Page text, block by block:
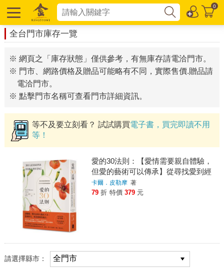
0
全台門市庫存一覽
※ 網頁之「庫存狀態」僅供參考，有無庫存請電洽門市。
※ 門市、網路價格及贈品可能略有不同，實際售價.贈品請
電洽門市。
※ 點擊門市名稱可查看門市詳細資訊。
等不及要立刻看？ 試試購買電子書，買完即讀不用
等！
愛的30法則：【愛情需要親自體驗，
但愛的藝術可以傳承】從尋找愛到經
營愛，全方位浪漫相處指南
卡爾．皮勒摩 著
79 折 特價 379 元
請選擇縣市：